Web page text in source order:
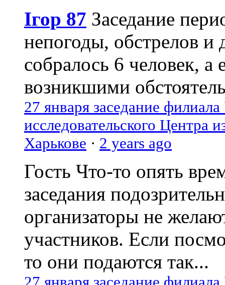
Ігор 87 Заседание
непогоды, обстрелов и
собралось 6 человек, а
возникшими
27 января заседание
исследовательского Центра
Харькове · 2 years ago
Гость Что-то опять
заседания
организаторы не
участников. Если
то они подаются так...
27 января заседание